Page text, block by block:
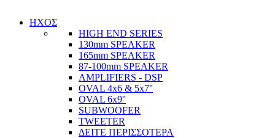
ΗΧΟΣ
HIGH END SERIES
130mm SPEAKER
165mm SPEAKER
87-100mm SPEAKER
AMPLIFIERS - DSP
OVAL 4x6 & 5x7''
OVAL 6x9''
SUBWOOFER
TWEETER
ΔΕΙΤΕ ΠΕΡΙΣΣΟΤΕΡΑ